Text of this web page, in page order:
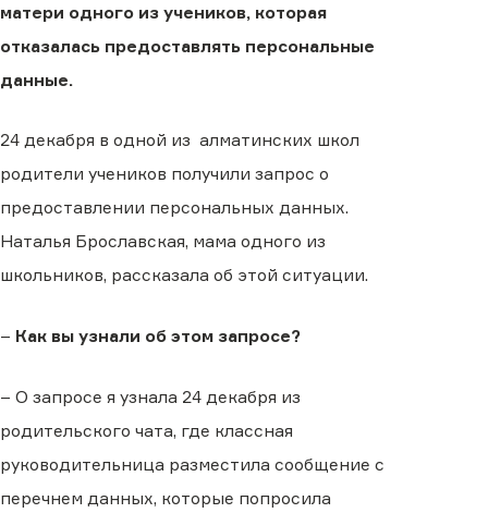
матери одного из учеников, которая
отказалась предоставлять персональные
данные.
24 декабря в одной из алматинских школ
родители учеников получили запрос о
предоставлении персональных данных.
Наталья Брославская, мама одного из
школьников, рассказала об этой ситуации.
– Как вы узнали об этом запросе?
– О запросе я узнала 24 декабря из
родительского чата, где классная
руководительница разместила сообщение с
перечнем данных, которые попросила